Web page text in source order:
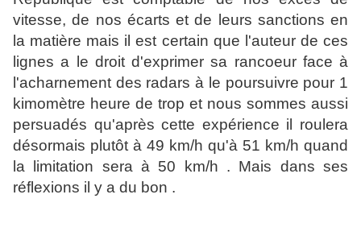
vitesse, de nos écarts et de leurs sanctions en
la matière mais il est certain que l'auteur de ces
lignes a le droit d'exprimer sa rancoeur face à
l'acharnement des radars à le poursuivre pour 1
kimomètre heure de trop et nous sommes aussi
persuadés qu'après cette expérience il roulera
désormais plutôt à 49 km/h qu'à 51 km/h quand
la limitation sera à 50 km/h . Mais dans ses
réflexions il y a du bon .